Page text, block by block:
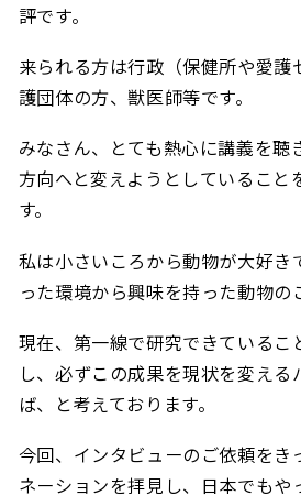
評です。
来られる方は行政（保健所や愛護
護団体の方、獣医師等です。
みなさん、とても熱心に講義を聴
方向へと変えようとしていること
す。
私は小さいころから動物が大好き
った環境から興味を持った動物の
現在、第一線で研究できているこ
し、必ずこの成果を現状を変える
ば、と考えております。
今回、インタビューのご依頼をき
ネーションを拝見し、日本でもや